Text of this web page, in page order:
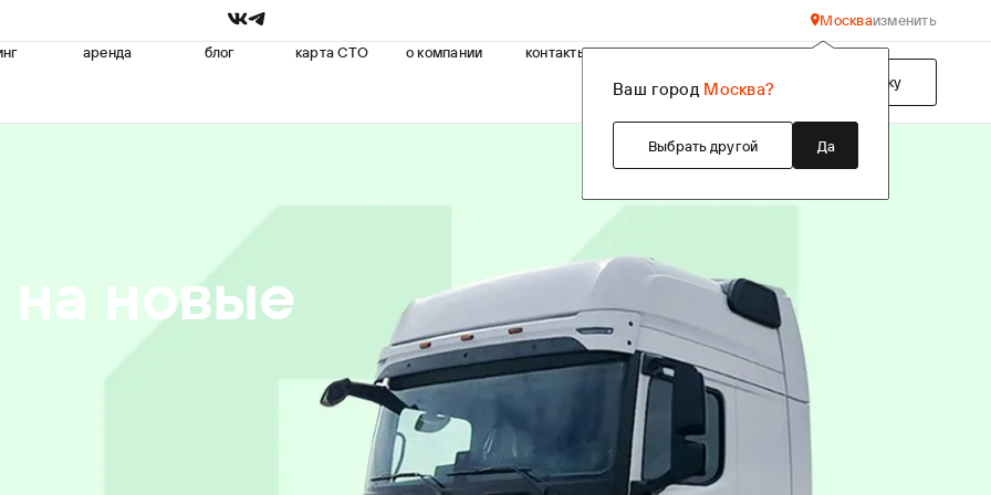
Москва
Ваш город Москва?
Выбрать другой Да
изменить
аренда блог карта СТО о компании
контакты
Подобрать технику
на новые